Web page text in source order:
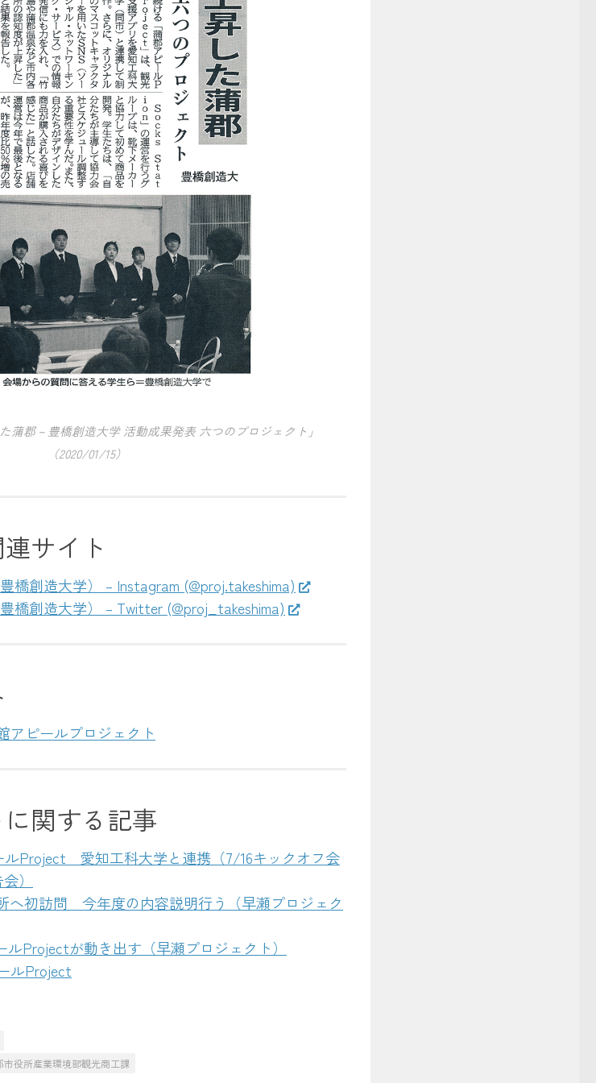
蒲郡－豊橋創造大学 活動成果発表 六つのプロジェクト」
（2020/01/15）
サイト
橋創造大学） – Instagram (@proj.takeshima)
橋創造大学） – Twitter (@proj_takeshima)
アピールプロジェクト
関する記事
ルProject 愛知工科大学と連携（7/16キックオフ会
）
へ初訪問 今年度の内容説明行う（早瀬プロジェク
Projectが動き出す（早瀬プロジェクト）
ルProject
市役所産業環境部観光商工課